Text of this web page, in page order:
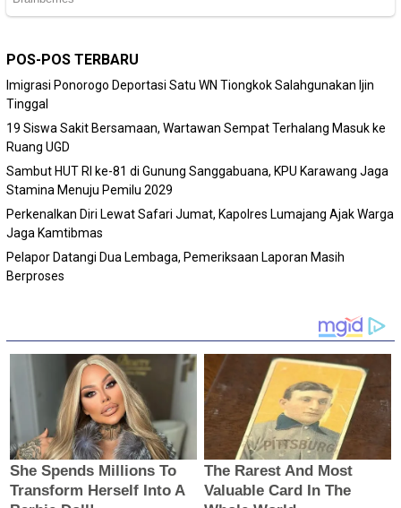
POS-POS TERBARU
Imigrasi Ponorogo Deportasi Satu WN Tiongkok Salahgunakan Ijin
Tinggal
19 Siswa Sakit Bersamaan, Wartawan Sempat Terhalang Masuk ke
Ruang UGD
Sambut HUT RI ke-81 di Gunung Sanggabuana, KPU Karawang Jaga
Stamina Menuju Pemilu 2029
Perkenalkan Diri Lewat Safari Jumat, Kapolres Lumajang Ajak Warga
Jaga Kamtibmas
Pelapor Datangi Dua Lembaga, Pemeriksaan Laporan Masih
Berproses